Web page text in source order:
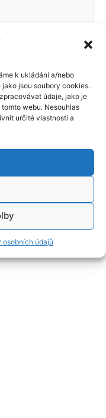
k ukládání a/nebo
jsou soubory cookies.
údaje, jako je
webu. Nesouhlas
určité vlastnosti a
osobních údajů
Další Příspěvek